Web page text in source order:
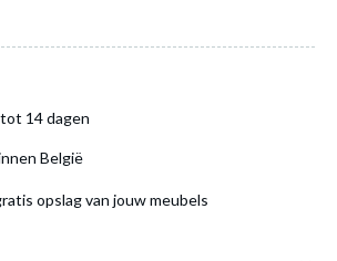
14 dagen
België
opslag van jouw meubels